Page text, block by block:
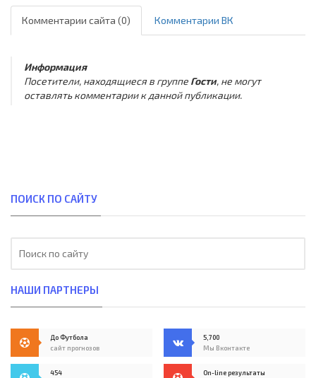
Комментарии сайта (0) Комментарии ВК
Информация
Посетители, находящиеся в группе Гости, не могут
оставлять комментарии к данной публикации.
ПОИСК ПО САЙТУ
НАШИ ПАРТНЕРЫ
До Футбола
сайт прогнозов
5,700
Мы Вконтакте
454
On-line результаты